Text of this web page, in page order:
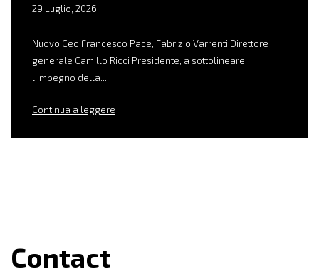
29 Luglio, 2026
Nuovo Ceo Francesco Pace, Fabrizio Varrenti Direttore
generale Camillo Ricci Presidente, a sottolineare
l’impegno della...
Continua a leggere
Contact